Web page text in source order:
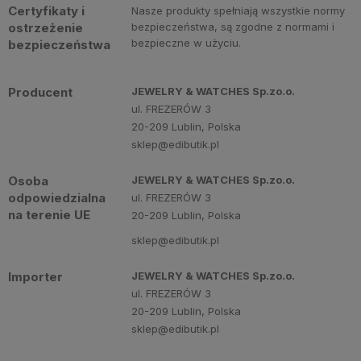
Certyfikaty i
ostrzeżenie
bezpieczeństwa
Nasze produkty spełniają wszystkie normy
bezpieczeństwa, są zgodne z normami i
bezpieczne w użyciu.
Producent
JEWELRY & WATCHES Sp.zo.o.
ul. FREZERÓW 3
20-209 Lublin, Polska
sklep@edibutik.pl
Osoba
odpowiedzialna
na terenie UE
JEWELRY & WATCHES Sp.zo.o.
ul. FREZERÓW 3
20-209 Lublin, Polska
sklep@edibutik.pl
Importer
JEWELRY & WATCHES Sp.zo.o.
ul. FREZERÓW 3
20-209 Lublin, Polska
sklep@edibutik.pl